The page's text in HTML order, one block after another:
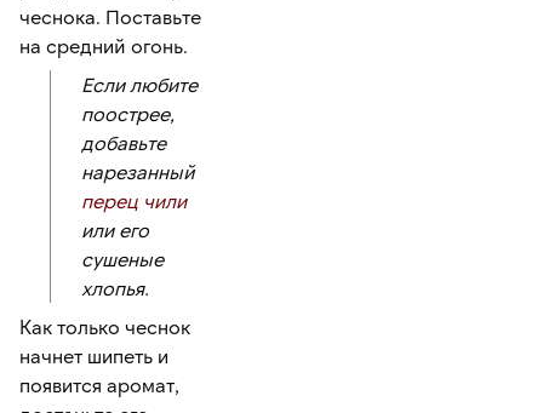
чеснока. Поставьте
на средний огонь.
Если любите
поострее,
добавьте
нарезанный
перец чили
или его
сушеные
хлопья.
Как только чеснок
начнет шипеть и
появится аромат,